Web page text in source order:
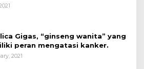
Gigas, “ginseng wanita” yang
peran mengatasi kanker.
2021